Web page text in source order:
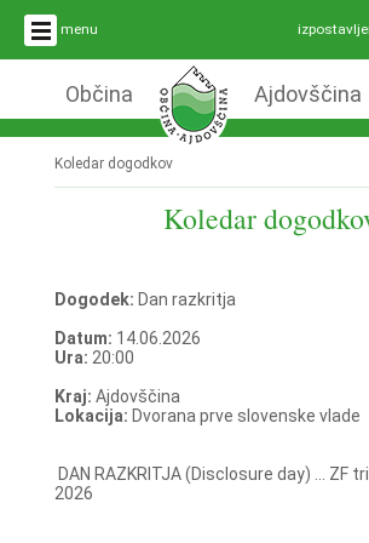
menu
Občina Ajdovščina
Koledar dogodkov
Koledar
Dogodek: Dan razkritja
Datum: 14.06.2026
Ura: 20:00
Kraj: Ajdovščina
Lokacija: Dvorana prve slovenske vlade
DAN RAZKRITJA (Disclosure day) ... ZF
2026